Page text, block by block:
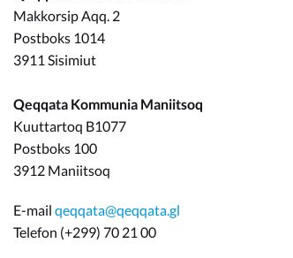
Makkorsip Aqq. 2
Postboks 1014
3911 Sisimiut
Qeqqata Kommunia Maniitsoq
Kuuttartoq B1077
Postboks 100
3912 Maniitsoq
E-mail qeqqata@qeqqata.gl
Telefon (+299) 70 21 00